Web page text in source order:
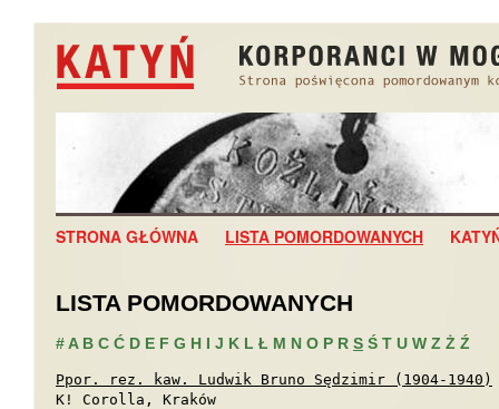
STRONA GŁÓWNA LISTA POMORDOWANYCH
LISTA POMORDOWANYCH
#A B C Ć D E F G H I J K L Ł M N O P R S Ś T U W Z Ż Ź
Ppor. rez. kaw. Ludwik Bruno Sędzimir (1904-1940)
K! Corolla, Kraków